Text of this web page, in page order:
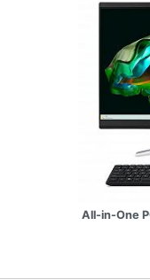
All-in-One